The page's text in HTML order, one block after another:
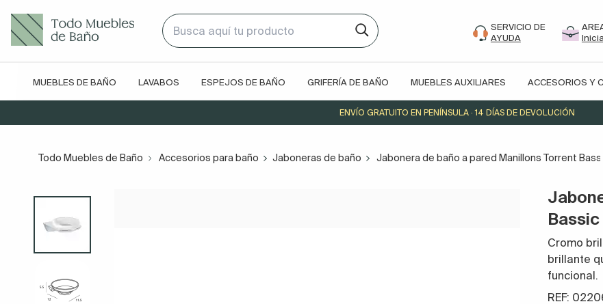
SERVICIO DE
AYUDA
MUEBLES DE BAÑO LAVABOS ESPEJOS DE BAÑO GRIFERÍA DE BAÑO MUEBLES AUXILIARES ACCESORIOS Y
ENVÍO GRATUITO EN PENÍNSULA · 14 DÍAS DE DEVOLUCIÓN
Todo Muebles de Baño Accesorios para baño Jaboneras de baño Jabonera de baño a pared Manillons Torrent
Bassic
Cromo
brillante
funcional.
REF: